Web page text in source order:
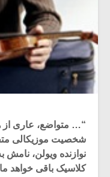
“… متواضع، عاری از
شخصیت موزیکالی
نوازنده ویولن،
کلاسیک باقی خواهد